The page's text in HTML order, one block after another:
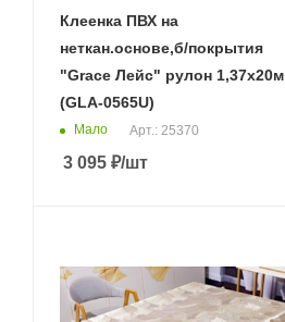
Клеенка ПВХ на
неткан.основе,б/покрытия
"Grace Лейс" рулон 1,37х20м
(GLA-0565U)
Мало Арт.: 25370
3 095 ₽/шт